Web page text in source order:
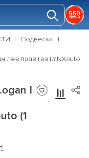
Подвеска
I
(1